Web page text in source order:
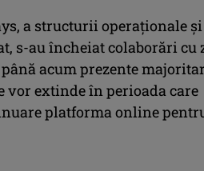
a structurii operaționale și
s-au încheiat colaborări cu
acum prezente
vor extinde în perioada care
platforma online